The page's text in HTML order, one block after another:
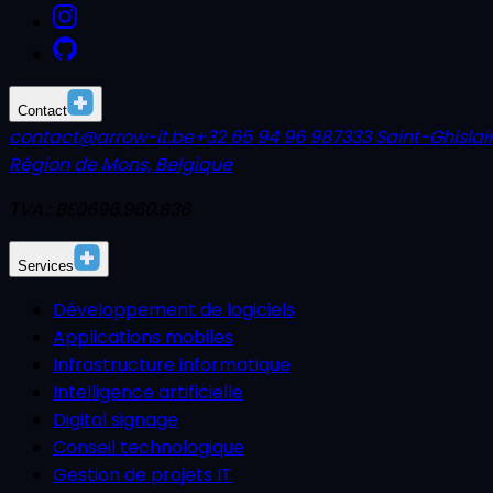
Contact
contact@arrow-it.be+32 65 94 96 987333 Saint-
Région de Mons, Belgique
Services
Développement de logiciels
Applications mobiles
Infrastructure informatique
Intelligence artificielle
Digital signage
Conseil technologique
Gestion de projets IT